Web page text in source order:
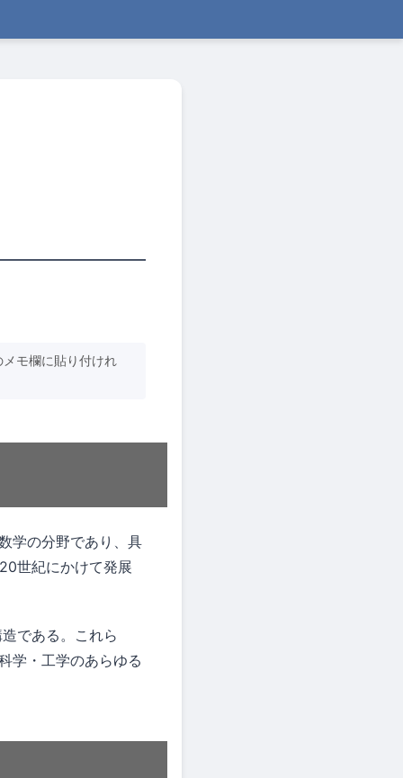
メモ欄に貼り付けれ
学の分野であり、具
世紀にかけて発展
である。これら
学・工学のあらゆる